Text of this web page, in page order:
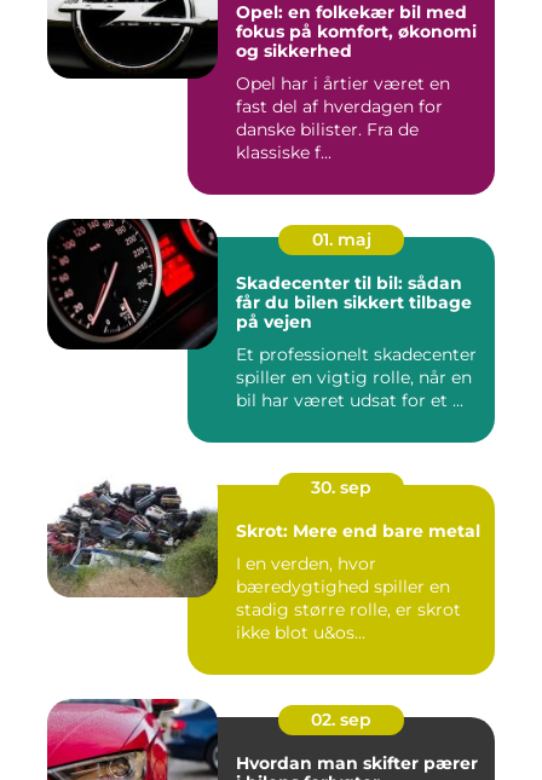
Opel: en folkekær bil med
fokus på komfort, økonomi
og sikkerhed
Opel har i årtier været en
fast del af hverdagen for
danske bilister. Fra de
klassiske f...
01. maj
Skadecenter til bil: sådan
får du bilen sikkert tilbage
på vejen
Et professionelt skadecenter
spiller en vigtig rolle, når en
bil har været udsat for et ...
30. sep
Skrot: Mere end bare metal
I en verden, hvor
bæredygtighed spiller en
stadig større rolle, er skrot
ikke blot u&os...
02. sep
Hvordan man skifter pærer